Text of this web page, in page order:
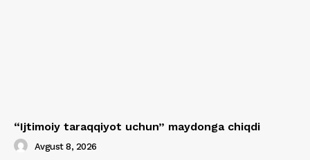
“Ijtimoiy taraqqiyot uchun” maydonga chiqdi
Avgust 8, 2026